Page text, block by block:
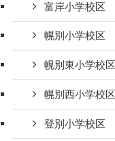
富岸小学校区
幌別小学校区
幌別東小学校区
幌別西小学校区
登別小学校区